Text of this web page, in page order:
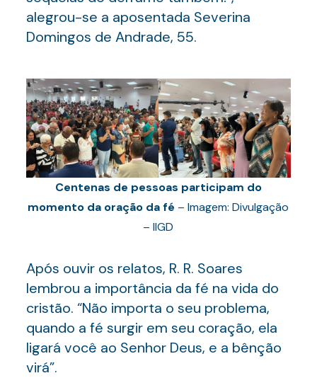
alegrou-se a aposentada Severina
Domingos de Andrade, 55.
Centenas de pessoas participam do
momento da oração da fé – Imagem: Divulgação
– IIGD
Após ouvir os relatos, R. R. Soares
lembrou a importância da fé na vida do
cristão. “Não importa o seu problema,
quando a fé surgir em seu coração, ela
ligará você ao Senhor Deus, e a bênção
virá”.